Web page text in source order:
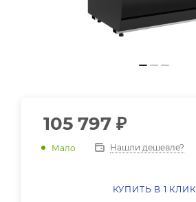
105 797 ₽
Мало Нашли дешевле?
КУПИТЬ В 1 КЛИК